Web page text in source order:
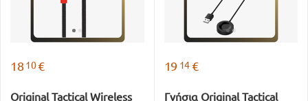
18 10€
Original Tactical Wireless
19 14€
Γνήσια Original Tactical